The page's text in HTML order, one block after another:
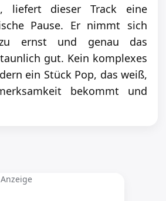
liefert dieser Track eine
Pause. Er nimmt sich
ernst und genau das
gut. Kein komplexes
ein Stück Pop, das weiß,
bekommt und
Anzeige